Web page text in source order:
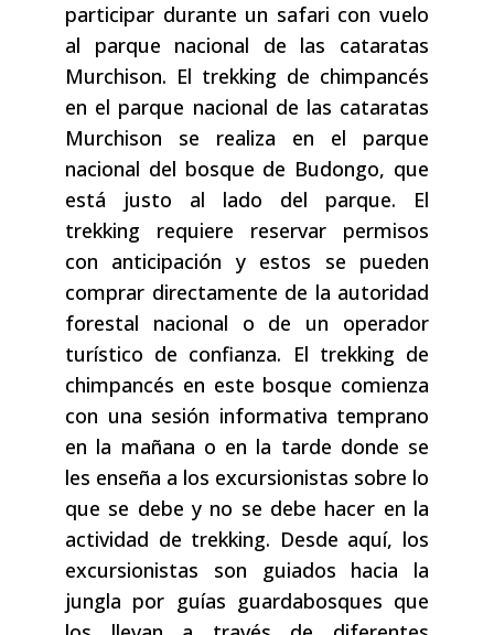
participar durante un safari con vuelo
al parque nacional de las cataratas
Murchison. El trekking de chimpancés
en el parque nacional de las cataratas
Murchison se realiza en el parque
nacional del bosque de Budongo, que
está justo al lado del parque. El
trekking requiere reservar permisos
con anticipación y estos se pueden
comprar directamente de la autoridad
forestal nacional o de un operador
turístico de confianza. El trekking de
chimpancés en este bosque comienza
con una sesión informativa temprano
en la mañana o en la tarde donde se
les enseña a los excursionistas sobre lo
que se debe y no se debe hacer en la
actividad de trekking. Desde aquí, los
excursionistas son guiados hacia la
jungla por guías guardabosques que